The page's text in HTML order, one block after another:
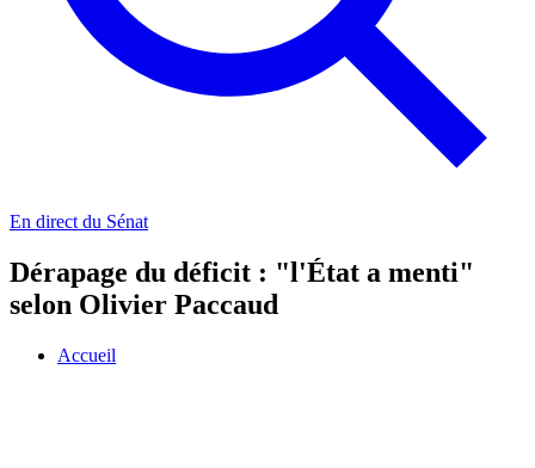
En direct du Sénat
Dérapage du déficit : "l'État a menti"
selon Olivier Paccaud
Accueil